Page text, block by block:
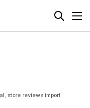
store reviews import